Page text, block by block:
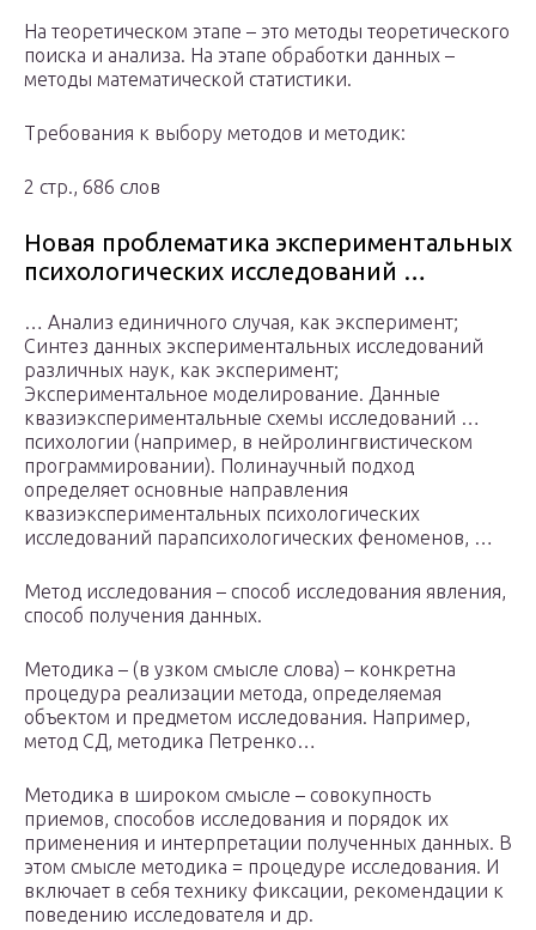
На теоретическом этапе – это методы теоретического
поиска и анализа. На этапе обработки данных –
методы математической статистики.
Требования к выбору методов и методик:
2 стр., 686 слов
Новая проблематика экспериментальных
психологических исследований …
… Анализ единичного случая, как эксперимент;
Синтез данных экспериментальных исследований
различных наук, как эксперимент;
Экспериментальное моделирование. Данные
квазиэкспериментальные схемы исследований …
психологии (например, в нейролингвистическом
программировании). Полинаучный подход
определяет основные направления
квазиэкспериментальных психологических
исследований парапсихологических феноменов, …
Метод исследования – способ исследования явления,
способ получения данных.
Методика – (в узком смысле слова) – конкретна
процедура реализации метода, определяемая
объектом и предметом исследования. Например,
метод СД, методика Петренко…
Методика в широком смысле – совокупность
приемов, способов исследования и порядок их
применения и интерпретации полученных данных. В
этом смысле методика = процедуре исследования. И
включает в себя технику фиксации, рекомендации к
поведению исследователя и др.